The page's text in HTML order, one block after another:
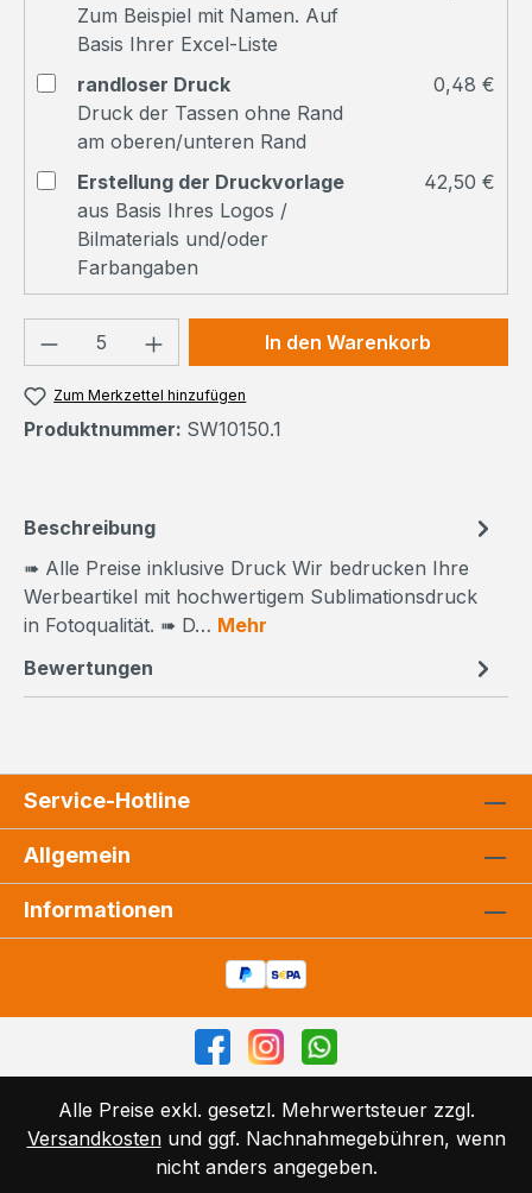
Zum Beispiel mit Namen. Auf
Basis Ihrer Excel-Liste
randloser Druck
Druck der Tassen ohne Rand
am oberen/unteren Rand
0,48 €
Erstellung der Druckvorlage
aus Basis Ihres Logos /
Bilmaterials und/oder
Farbangaben
42,50 €
Produkt Anzahl: Gib denIn den Warenkorb
Zum Merkzettel hinzufügen
Produktnummer: SW10150.1
Beschreibung
➠ Alle Preise inklusive Druck Wir bedrucken Ihre
Werbeartikel mit hochwertigem Sublimationsdruck
in Fotoqualität. ➠ D… Mehr
Bewertungen
Service-Hotline
Allgemein
Informationen
Alle Preise exkl. gesetzl. Mehrwertsteuer zzgl.
Versandkostenund ggf. Nachnahmegebühren, wenn
nicht anders angegeben.